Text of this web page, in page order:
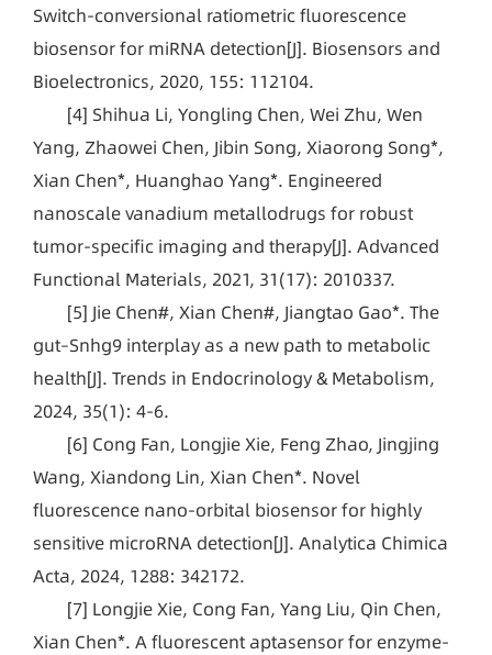
Switch-conversional ratiometric fluorescence
biosensor for miRNA detection[J]. Biosensors and
Bioelectronics, 2020, 155: 112104.
[4] Shihua Li, Yongling Chen, Wei Zhu, Wen
Yang, Zhaowei Chen, Jibin Song, Xiaorong Song*,
Xian Chen*, Huanghao Yang*. Engineered
nanoscale vanadium metallodrugs for robust
tumor‐specific imaging and therapy[J]. Advanced
Functional Materials, 2021, 31(17): 2010337.
[5] Jie Chen#, Xian Chen#, Jiangtao Gao*. The
gut–Snhg9 interplay as a new path to metabolic
health[J]. Trends in Endocrinology & Metabolism,
2024, 35(1): 4-6.
[6] Cong Fan, Longjie Xie, Feng Zhao, Jingjing
Wang, Xiandong Lin, Xian Chen*. Novel
fluorescence nano-orbital biosensor for highly
sensitive microRNA detection[J]. Analytica Chimica
Acta, 2024, 1288: 342172.
[7] Longjie Xie, Cong Fan, Yang Liu, Qin Chen,
Xian Chen*. A fluorescent aptasensor for enzyme-